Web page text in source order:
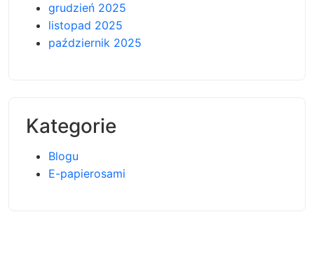
grudzień 2025
listopad 2025
październik 2025
Kategorie
Blogu
E-papierosami